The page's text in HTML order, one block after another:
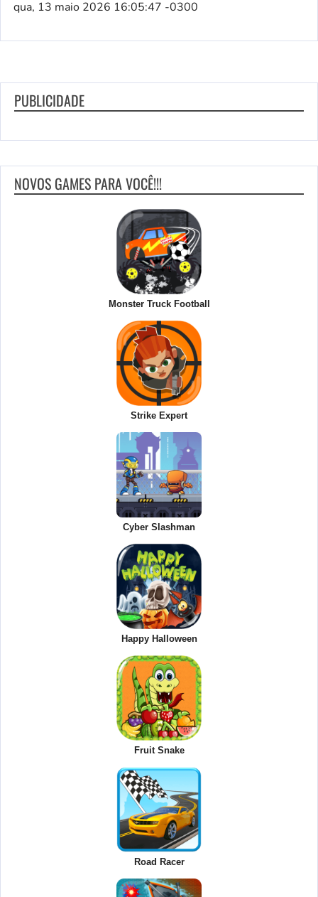
qua, 13 maio 2026 16:05:47 -0300
PUBLICIDADE
NOVOS GAMES PARA VOCÊ!!!
Monster Truck Football
Strike Expert
Cyber Slashman
Happy Halloween
Fruit Snake
Road Racer